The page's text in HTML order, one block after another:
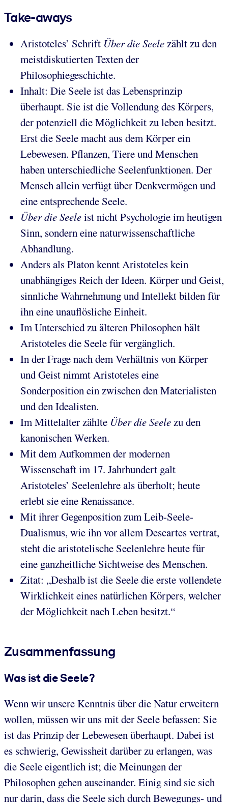
Take-aways
Aristoteles’ Schrift Über die Seelezählt zu den
meistdiskutierten Texten der
Philosophiegeschichte.
Inhalt: Die Seele ist das Lebensprinzip
überhaupt. Sie ist die Vollendung des Körpers,
der potenziell die Möglichkeit zu leben besitzt.
Erst die Seele macht aus dem Körper ein
Lebewesen. Pflanzen, Tiere und Menschen
haben unterschiedliche Seelenfunktionen. Der
Mensch allein verfügt über Denkvermögen und
eine entsprechende Seele.
Über die Seeleist nicht Psychologie im heutigen
Sinn, sondern eine naturwissenschaftliche
Abhandlung.
Anders als Platon kennt Aristoteles kein
unabhängiges Reich der Ideen. Körper und Geist,
sinnliche Wahrnehmung und Intellekt bilden für
ihn eine unauflösliche Einheit.
Im Unterschied zu älteren Philosophen hält
Aristoteles die Seele für vergänglich.
In der Frage nach dem Verhältnis von Körper
und Geist nimmt Aristoteles eine
Sonderposition ein zwischen den Materialisten
und den Idealisten.
Im Mittelalter zählte Über die Seelezu den
kanonischen Werken.
Mit dem Aufkommen der modernen
Wissenschaft im 17. Jahrhundert galt
Aristoteles’ Seelenlehre als überholt; heute
erlebt sie eine Renaissance.
Mit ihrer Gegenposition zum Leib-Seele-
Dualismus, wie ihn vor allem Descartes vertrat,
steht die aristotelische Seelenlehre heute für
eine ganzheitliche Sichtweise des Menschen.
Zitat: „Deshalb ist die Seele die erste vollendete
Wirklichkeit eines natürlichen Körpers, welcher
der Möglichkeit nach Leben besitzt.“
Zusammenfassung
Was ist die Seele?
Wenn wir unsere Kenntnis über die Natur erweitern
wollen, müssen wir uns mit der Seele befassen: Sie
ist das Prinzip der Lebewesen überhaupt. Dabei ist
es schwierig, Gewissheit darüber zu erlangen, was
die Seele eigentlich ist; die Meinungen der
Philosophen gehen auseinander. Einig sind sie sich
nur darin, dass die Seele sich durch Bewegungs- und